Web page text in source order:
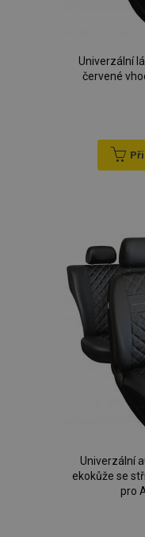
Univerzální
červené
Univerzální
ekokůže se
pro